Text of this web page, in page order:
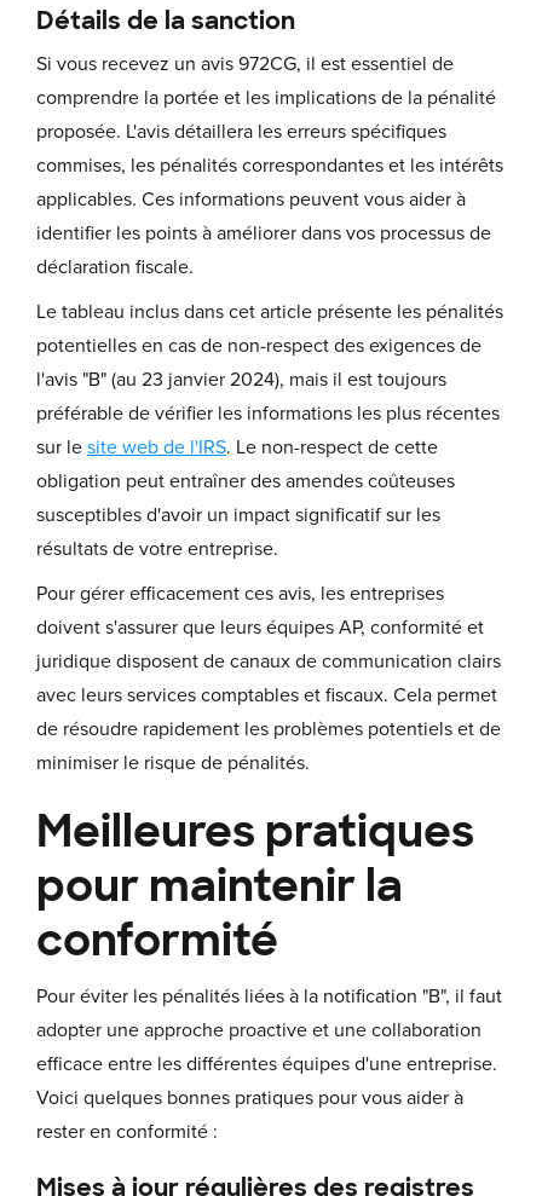
Détails de la sanction
Si vous recevez un avis 972CG, il est essentiel de
comprendre la portée et les implications de la pénalité
proposée. L'avis détaillera les erreurs spécifiques
commises, les pénalités correspondantes et les intérêts
applicables. Ces informations peuvent vous aider à
identifier les points à améliorer dans vos processus de
déclaration fiscale.
Le tableau inclus dans cet article présente les pénalités
potentielles en cas de non-respect des exigences de
l'avis "B" (au 23 janvier 2024), mais il est toujours
préférable de vérifier les informations les plus récentes
sur le site web de l'IRS. Le non-respect de cette
obligation peut entraîner des amendes coûteuses
susceptibles d'avoir un impact significatif sur les
résultats de votre entreprise.
Pour gérer efficacement ces avis, les entreprises
doivent s'assurer que leurs équipes AP, conformité et
juridique disposent de canaux de communication clairs
avec leurs services comptables et fiscaux. Cela permet
de résoudre rapidement les problèmes potentiels et de
minimiser le risque de pénalités.
Meilleures pratiques
pour maintenir la
conformité
Pour éviter les pénalités liées à la notification "B", il faut
adopter une approche proactive et une collaboration
efficace entre les différentes équipes d'une entreprise.
Voici quelques bonnes pratiques pour vous aider à
rester en conformité :
Mises à jour régulières des registres